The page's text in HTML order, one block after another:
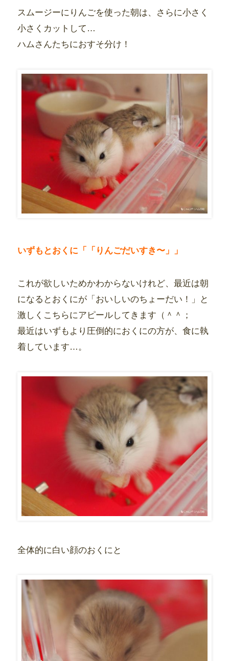
スムージーにりんごを使った朝は、さらに小さく
小さくカットして…
ハムさんたちにおすそ分け！
いずもとおくに「「りんごだいすき〜」」
これが欲しいためかわからないけれど、最近は朝
になるとおくにが「おいしいのちょーだい！」と
激しくこちらにアピールしてきます（＾＾；
最近はいずもより圧倒的におくにの方が、食に執
着しています…。
全体的に白い顔のおくにと